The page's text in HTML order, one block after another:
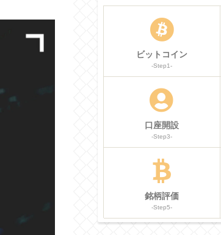
ビットコイン
-Step1-
口座開設
-Step3-
銘柄評価
-Step5-